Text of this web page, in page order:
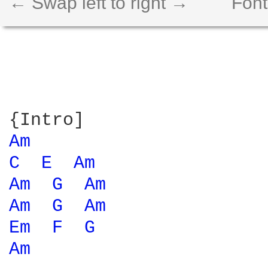
Am
C
E
Am
Am
G
Am
Am
G
Am
Em
F
G
Am